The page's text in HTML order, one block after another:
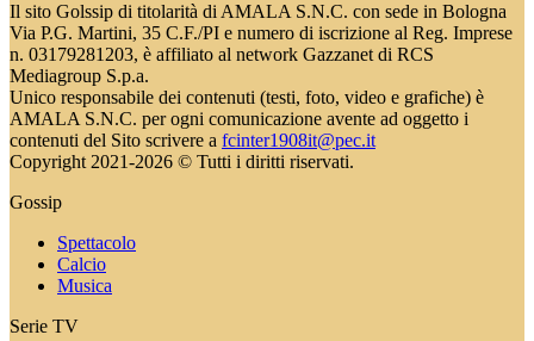
Il sito Golssip di titolarità di AMALA S.N.C. con sede in Bologna
Via P.G. Martini, 35 C.F./PI e numero di iscrizione al Reg. Imprese
n. 03179281203, è affiliato al network Gazzanet di RCS
Mediagroup S.p.a.
Unico responsabile dei contenuti (testi, foto, video e grafiche) è
AMALA S.N.C. per ogni comunicazione avente ad oggetto i
contenuti del Sito scrivere a fcinter1908it@pec.it
Copyright 2021-2026 © Tutti i diritti riservati.
Gossip
Spettacolo
Calcio
Musica
Serie TV